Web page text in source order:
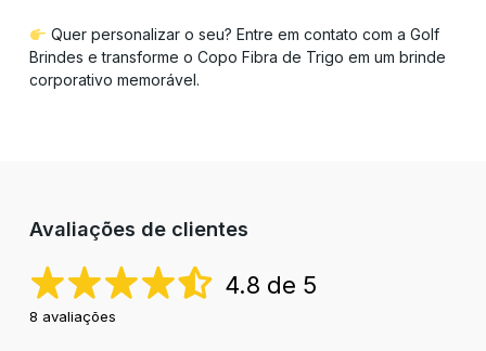
Quer personalizar o seu? Entre em contato com a Golf
Brindes e transforme o Copo Fibra de Trigo em um brinde
corporativo memorável.
Avaliações de clientes
4.8 de 5
8 avaliações